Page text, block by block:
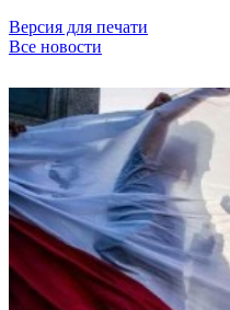
Версия для печати
Все новости